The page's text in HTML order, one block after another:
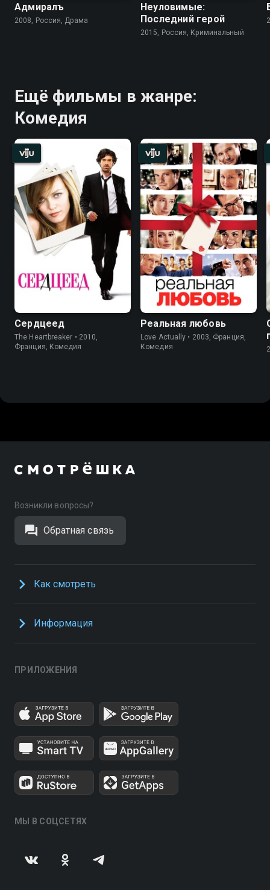
Адмиралъ
2008, Россия, Драма
Неуловимые:
Последний герой
2015, Россия, Криминальный
Ещё фильмы в жанре:
Комедия
Сердцеед
The Heartbreaker • 2010,
Франция, Комедия
Реальная любовь
Love Actually • 2003, Франция,
Комедия
Возникли вопросы?
Обратная связь
Как смотреть
Информация
ПРИЛОЖЕНИЯ
МЫ В СОЦСЕТЯХ